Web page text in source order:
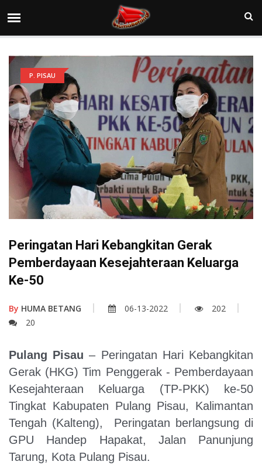
P. PISAU
Peringatan Hari Kebangkitan Gerak
Pemberdayaan Kesejahteraan Keluarga
Ke-50
By HUMA BETANG 06-13-2022
202
20
Pulang Pisau– Peringatan Hari Kebangkitan
Gerak (HKG) Tim Penggerak - Pemberdayaan
Kesejahteraan Keluarga (TP-PKK) ke-50
Tingkat Kabupaten Pulang Pisau, Kalimantan
Tengah (Kalteng), Peringatan berlangsung di
GPU Handep Hapakat, Jalan Panunjung
Tarung, Kota Pulang Pisau.